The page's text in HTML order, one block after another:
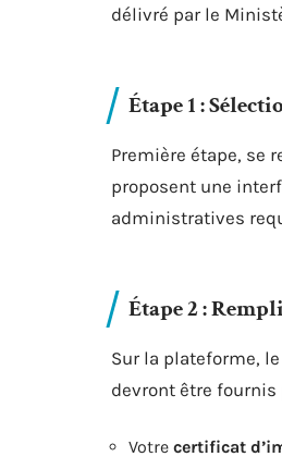
délivré par le
Étape 1 :
Première étape, se
proposent une
administratives
Étape 2 :
Sur la plateforme,
devront être fournis
Votre certificat